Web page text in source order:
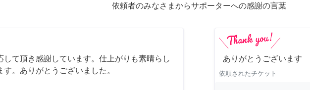
依頼者のみなさまからサポーターへの感謝の言葉
して頂き感謝しています。仕上がりも素晴らし
す。ありがとうございました。
ありがとうございます
依頼されたチケット